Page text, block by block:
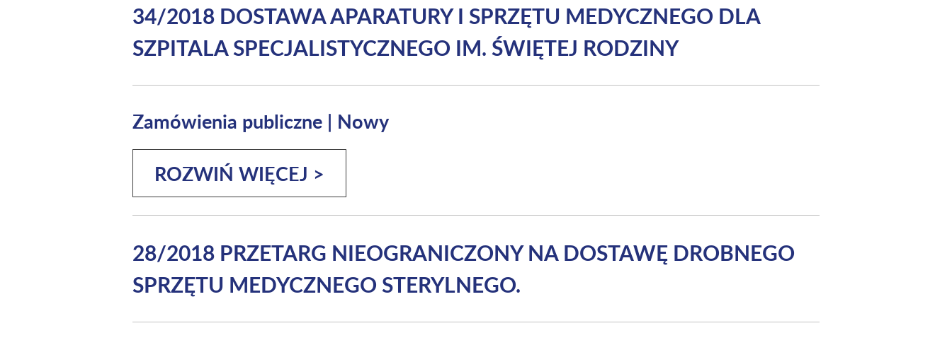
34/2018 DOSTAWA APARATURY I SPRZĘTU MEDYCZNEGO DLA
SZPITALA SPECJALISTYCZNEGO IM. ŚWIĘTEJ RODZINY
Zamówienia publiczne | Nowy
ROZWIŃ WIĘCEJ >
28/2018 PRZETARG NIEOGRANICZONY NA DOSTAWĘ DROBNEGO
SPRZĘTU MEDYCZNEGO STERYLNEGO.